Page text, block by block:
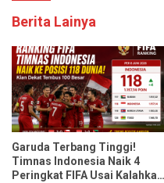
Berita Lainya
Garuda Terbang Tinggi!
Timnas Indonesia Naik 4
Peringkat FIFA Usai Kalahkan